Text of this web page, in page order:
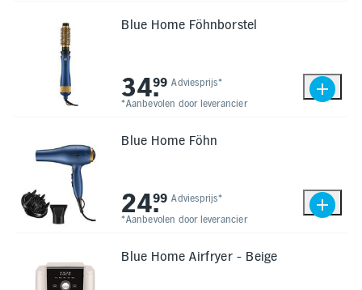
account
bestellingen
de
leesbaarheid
kleurcontrast
te
verhogen
Blue Home Föhnborstel
Adviesprijs*
*Aanbevolen door leverancier
34.
99
Blue Home Föhn
Adviesprijs*
*Aanbevolen door leverancier
24.
99
Blue Home Airfryer - Beige